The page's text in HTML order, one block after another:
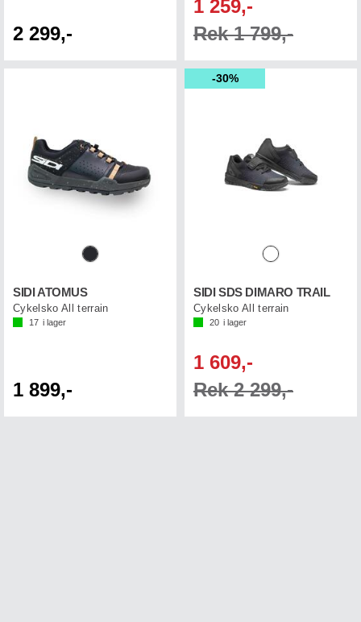
2 299,-
1 259,-
Rek 1 799,-
SIDI ATOMUS
Cykelsko All terrain
17 i lager
1 899,-
30%
SIDI SDS DIMARO TRAIL
Cykelsko All terrain
20 i lager
1 609,-
Rek 2 299,-